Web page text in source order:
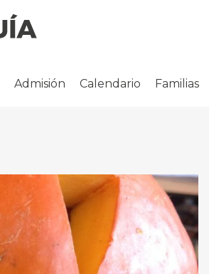
Admisión Calendario Familias